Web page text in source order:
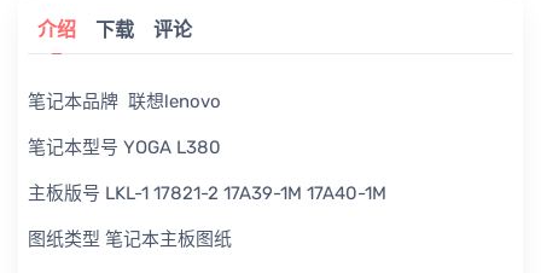
介绍 下载 评论
笔记本品牌 联想lenovo
笔记本型号 YOGA L380
主板版号 LKL-1 17821-2 17A39-1M 17A40-1M
图纸类型 笔记本主板图纸